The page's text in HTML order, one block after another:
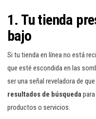
1. Tu tienda
bajo
Si tu tienda en línea no está
que esté escondida en las
ser una señal reveladora de que
resultados de búsqueda
productos o servicios.